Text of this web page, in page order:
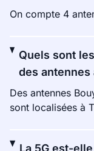
On compte 4
Quels sont
des antennes
Des antennes
sont localisées à
La 5G est-